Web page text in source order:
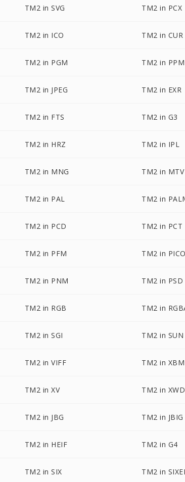
TM2 in SVG TM2 in PCX
TM2 in ICO TM2 in CUR
TM2 in PGM TM2 in PPM
TM2 in JPEG TM2 in EXR
TM2 in FTS TM2 in G3
TM2 in HRZ TM2 in IPL
TM2 in MNG TM2 in MTV
TM2 in PAL TM2 in
TM2 in PCD TM2 in PCT
TM2 in PFM TM2 in
TM2 in PNM TM2 in PSD
TM2 in RGB TM2 in
TM2 in SGI TM2 in SUN
TM2 in VIFF TM2 in XBM
TM2 in XV TM2 in XWD
TM2 in JBG TM2 in JBIG
TM2 in HEIF TM2 in G4
TM2 in SIX TM2 in